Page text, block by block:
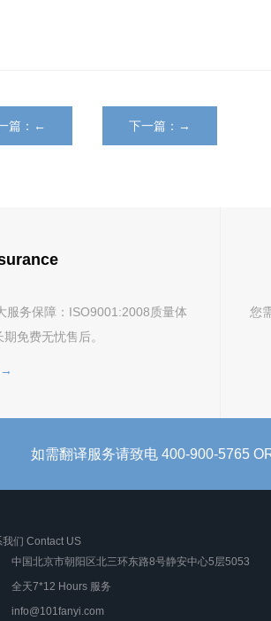
篇：← 下一篇：→
服务保障：ISO9001:2008质量体
免费无忧售后。
→
您
如需翻译服务请致电 400-900-5765
我们 Contact US
中国北京市朝阳区北三环东路8号静安中心5层5053
全天7*12 Hours 服务
info@101fanyi.com